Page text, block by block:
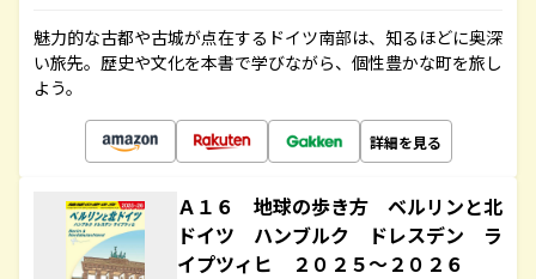
魅力的な古都や古城が点在するドイツ南部は、知るほどに奥深
い旅先。歴史や文化を本書で学びながら、個性豊かな町を旅し
よう。
詳細を見る
Ａ１６ 地球の歩き方 ベルリンと北
ドイツ ハンブルク ドレスデン ラ
イプツィヒ ２０２５～２０２６